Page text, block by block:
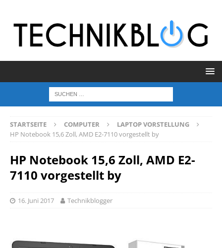
STARTSEITE COMPUTER
LAPTOP VORSTELLUNG
HP Notebook 15,6 Zoll, AMD E2-7110 vorgestellt by
HP Notebook 15,6 Zoll, AMD E2-
7110 vorgestellt by
16. Juni 2017 Technikblogger